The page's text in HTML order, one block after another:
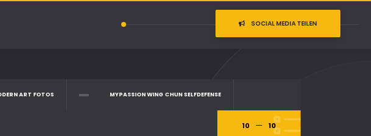
SOCIAL MEDIA TEILEN
ART FOTOS MYPASSION WING CHUN SELFDEFENSE
10 10